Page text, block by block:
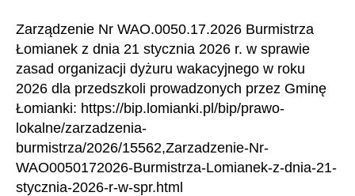
Zarządzenie Nr WAO.0050.17.2026 Burmistrza
Łomianek z dnia 21 stycznia 2026 r. w sprawie
zasad organizacji dyżuru wakacyjnego w roku
2026 dla przedszkoli prowadzonych przez Gminę
Łomianki: https://bip.lomianki.pl/bip/prawo-
lokalne/zarzadzenia-
burmistrza/2026/15562,Zarzadzenie-Nr-
WAO0050172026-Burmistrza-Lomianek-z-dnia-21-
stycznia-2026-r-w-spr.html